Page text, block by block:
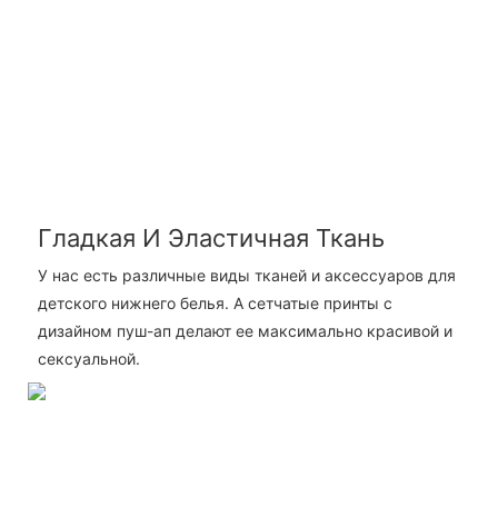
Гладкая И Эластичная Ткань
У нас есть различные виды тканей и аксессуаров для
детского нижнего белья. А сетчатые принты с
дизайном пуш-ап делают ее максимально красивой и
сексуальной.